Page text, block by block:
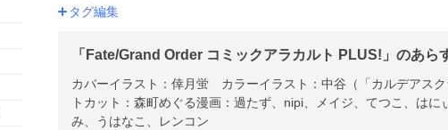
タグ編集
「Fate/Grand Order コミックアラカルト PLUS!」のあら
カバーイラスト：倖月蛍 カラーイラスト：中谷（「カルデアス
トカット：森町めぐる漫画：過たず、nipi、メイジ、てつこ、は
み、うはなこ、レンコン